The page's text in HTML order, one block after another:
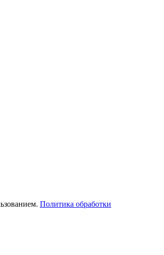
Политика обработки